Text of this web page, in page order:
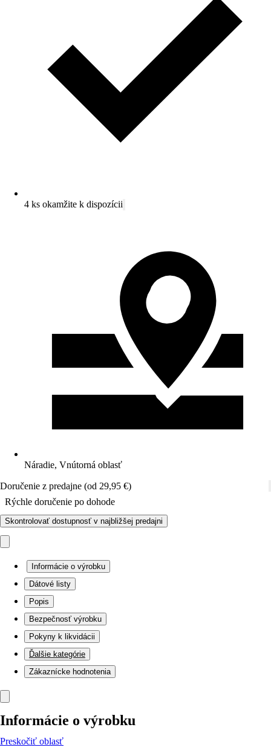
4 ks okamžite k dispozícii
Náradie, Vnútorná oblasť
Doručenie z predajne (od 29,95 €)
Rýchle doručenie po dohode
Skontrolovať dostupnosť v najbližšej predajni
Informácie o výrobku
Dátové listy
Popis
Bezpečnosť výrobku
Pokyny k likvidácii
Ďalšie kategórie
Zákaznícke hodnotenia
Informácie o výrobku
Preskočiť oblasť